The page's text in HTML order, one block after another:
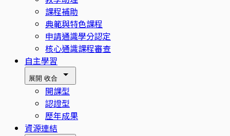
課程補助
典範與特色課程
申請通識學分認定
核心通識課程審查
自主學習
展開 收合
開課型
認證型
歷年成果
資源連結